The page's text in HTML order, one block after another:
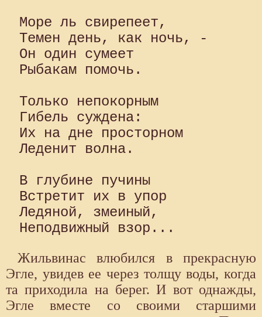
Море ль свирепеет,
Темен день, как ночь, -
Он один сумеет
Рыбакам помочь.
Только непокорным
Гибель суждена:
Их на дне просторном
Леденит волна.
В глубине пучины
Встретит их в упор
Ледяной, змеиный,
Жильвинас влюбился в прекрасную
Эгле, увидев ее через толщу воды, когда
та приходила на берег. И вот однажды,
Эгле вместе со своими старшими